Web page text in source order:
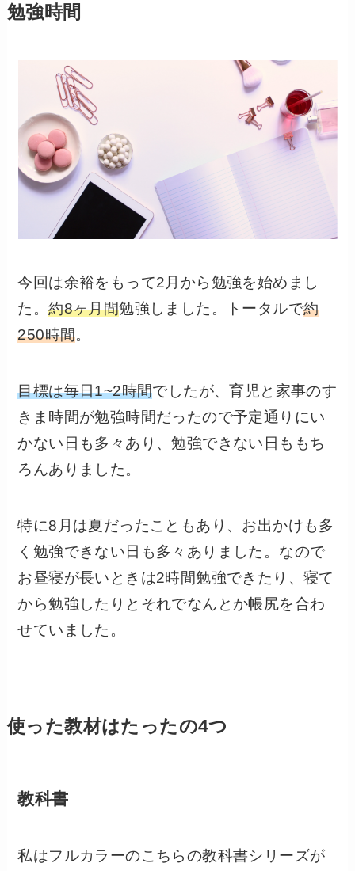
勉強時間
今回は余裕をもって2月から勉強を始めまし
た。約8ヶ月間勉強しました。 トータルで約
250時間。
目標は毎日1~2時間でしたが、育児と家事のす
きま時間が勉強時間だったので予定通りにい
かない日も多々あり、勉強できない日ももち
ろんありました。
特に8月は夏だったこともあり、お出かけも多
く勉強できない日も多々ありました。なので
お昼寝が長いときは2時間勉強できたり、寝て
から勉強したりとそれでなんとか帳尻を合わ
せていました。
使った教材はたったの4つ
教科書
私はフルカラーのこちらの教科書シリーズが